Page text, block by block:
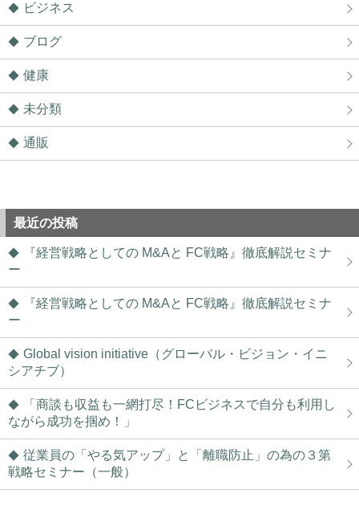
ビジネス
ブログ
健康
未分類
通販
最近の投稿
『経営戦略としての M&Aと FC戦略』徹底解説セミナ
ー
『経営戦略としての M&Aと FC戦略』徹底解説セミナ
ー
Global vision initiative（グローバル・ビジョン・イニ
シアチブ）
「商談も収益も一網打尽！FCビジネスで自分も利用し
ながら成功を掴め！」
従業員の「やる気アップ」と「離職防止」の為の３第
戦略セミナー（一般）